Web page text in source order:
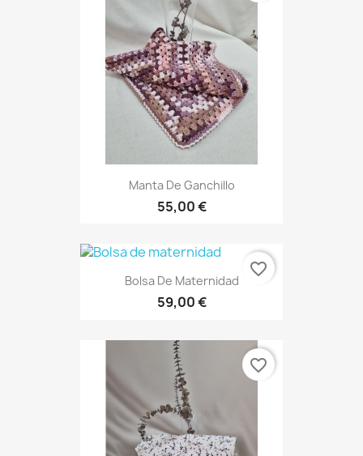
Manta De Ganchillo
55,00 €
Bolsa De Maternidad
59,00 €
favorite_border
favorite_border